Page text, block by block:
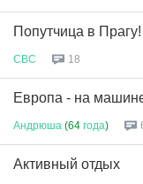
Попутчица в Прагу!
СВС 18
Европа - на
Андрюша (64 года)
Активный отдых